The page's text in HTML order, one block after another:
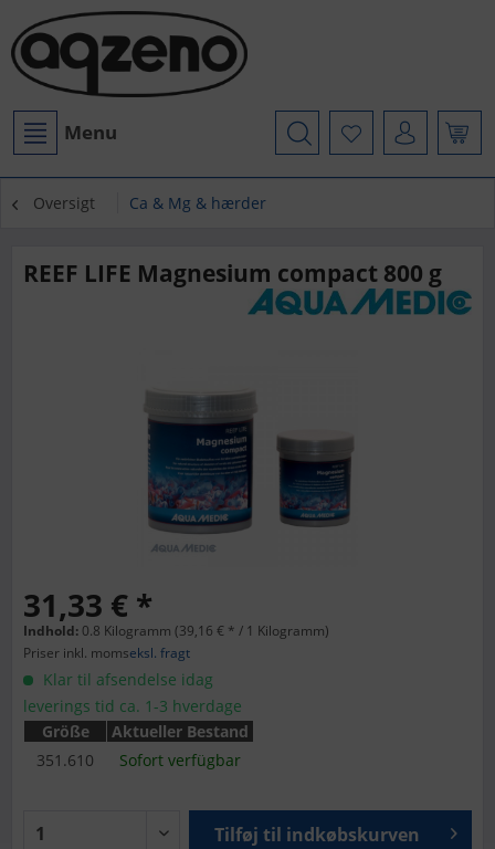
Menu
Oversigt Ca & Mg & hærder
REEF LIFE Magnesium compact 800 g
31,33 € *
Indhold: 0.8 Kilogramm (39,16 € * / 1 Kilogramm)
Priser inkl. momseksl. fragt
Klar til afsendelse idag
leverings tid ca. 1-3 hverdage
Größe
Aktueller Bestand
351.610
Sofort verfügbar
Tilføj til indkøbskurven